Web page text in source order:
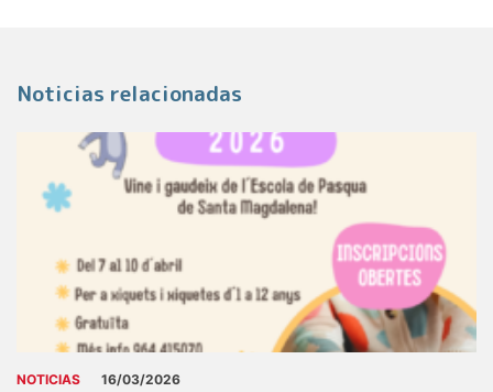
Noticias relacionadas
NOTICIAS 16/03/2026